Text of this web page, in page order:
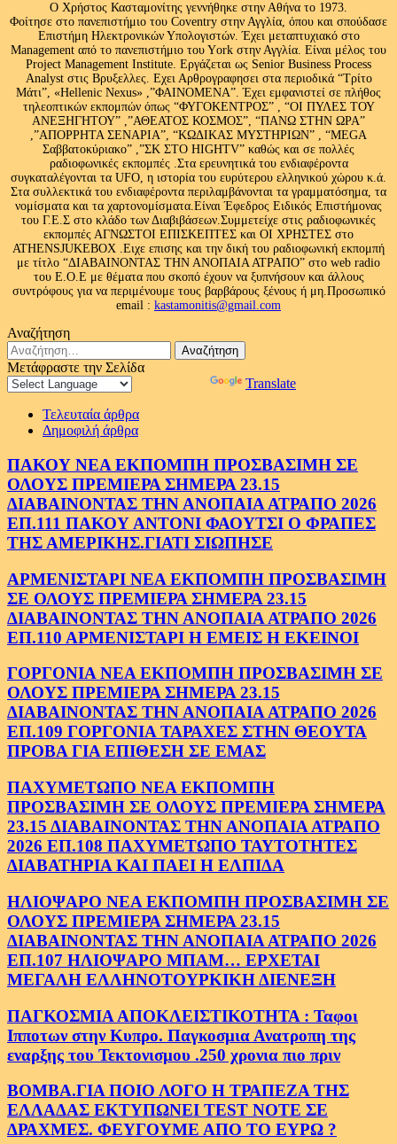
Ο Χρήστος Κασταμονίτης γεννήθηκε στην Αθήνα το 1973.
Φοίτησε στο πανεπιστήμιο του Coventry στην Αγγλία, όπου και σπούδασε
Επιστήμη Ηλεκτρονικών Υπολογιστών. Έχει μεταπτυχιακό στο
Management από το πανεπιστήμιο του Υork στην Αγγλία. Είναι μέλος του
Project Management Institute. Εργάζεται ως Senior Business Process
Analyst στις Βρυξελλες. Εχει Αρθρογραφησει στα περιοδικά “Τρίτο
Μάτι”, «Hellenic Nexus» ,”ΦΑΙΝΟΜΕΝΑ”. Έχει εμφανιστεί σε πλήθος
τηλεοπτικών εκπομπών όπως “ΦΥΓΟΚΕΝΤΡΟΣ” , “ΟΙ ΠΥΛΕΣ ΤΟΥ
ΑΝΕΞΗΓΗΤΟΥ” ,”ΑΘΕΑΤΟΣ ΚΟΣΜΟΣ”, “ΠΑΝΩ ΣΤΗΝ ΩΡΑ”
,”ΑΠΟΡΡΗΤΑ ΣΕΝΑΡΙΑ”, “ΚΩΔΙΚΑΣ ΜΥΣΤΗΡΙΩΝ” , “MEGA
Σαββατοκύριακο” ,”ΣΚ ΣΤΟ HIGHTV” καθώς και σε πολλές
ραδιοφωνικές εκπομπές .Στα ερευνητικά του ενδιαφέροντα
συγκαταλέγονται τα UFO, η ιστορία του ευρύτερου ελληνικού χώρου κ.ά.
Στα συλλεκτικά του ενδιαφέροντα περιλαμβάνονται τα γραμματόσημα, τα
νομίσματα και τα χαρτονομίσματα.Είναι Έφεδρος Ειδικός Επιστήμονας
του Γ.Ε.Σ στο κλάδο των Διαβιβάσεων.Συμμετείχε στις ραδιοφωνικές
εκπομπές ΑΓΝΩΣΤΟΙ ΕΠΙΣΚΕΠΤΕΣ και ΟΙ ΧΡΗΣΤΕΣ στο
ATHENSJUKEBOX .Ειχε επισης και την δική του ραδιοφωνική εκπομπή
με τίτλο “ΔΙΑΒΑΙΝΟΝΤΑΣ ΤΗΝ ΑΝΟΠΑΙΑ ΑΤΡΑΠΟ” στο web radio
του Ε.Ο.Ε με θέματα που σκοπό έχουν να ξυπνήσουν και άλλους
συντρόφους για να περιμένουμε τους βαρβάρους ξένους ή μη.Προσωπικό
email : kastamonitis@gmail.com
Αναζήτηση
Αναζήτηση
για:
Μετάφραστε την Σελίδα
Translate
Τελευταία άρθρα
Δημοφιλή άρθρα
ΠΑΚΟΥ ΝΕΑ ΕΚΠΟΜΠΗ ΠΡΟΣΒΑΣΙΜΗ ΣΕ
ΟΛΟΥΣ ΠΡΕΜΙΕΡΑ ΣΗΜΕΡΑ 23.15
ΔΙΑΒΑΙΝΟΝΤΑΣ ΤΗΝ ΑΝΟΠΑΙΑ ΑΤΡΑΠΟ 2026
ΕΠ.111 ΠΑΚΟΥ ΑΝΤΟΝΙ ΦΑΟΥΤΣΙ Ο ΦΡΑΠΕΣ
ΤΗΣ ΑΜΕΡΙΚΗΣ.ΓΙΑΤΙ ΣΙΩΠΗΣΕ
ΑΡΜΕΝΙΣΤΑΡΙ ΝΕΑ ΕΚΠΟΜΠΗ ΠΡΟΣΒΑΣΙΜΗ
ΣΕ ΟΛΟΥΣ ΠΡΕΜΙΕΡΑ ΣΗΜΕΡΑ 23.15
ΔΙΑΒΑΙΝΟΝΤΑΣ ΤΗΝ ΑΝΟΠΑΙΑ ΑΤΡΑΠΟ 2026
ΕΠ.110 ΑΡΜΕΝΙΣΤΑΡΙ Η ΕΜΕΙΣ Η ΕΚΕΙΝΟΙ
ΓΟΡΓΟΝΙΑ ΝΕΑ ΕΚΠΟΜΠΗ ΠΡΟΣΒΑΣΙΜΗ ΣΕ
ΟΛΟΥΣ ΠΡΕΜΙΕΡΑ ΣΗΜΕΡΑ 23.15
ΔΙΑΒΑΙΝΟΝΤΑΣ ΤΗΝ ΑΝΟΠΑΙΑ ΑΤΡΑΠΟ 2026
ΕΠ.109 ΓΟΡΓΟΝΙΑ ΤΑΡΑΧΕΣ ΣΤΗΝ ΘΕΟΥΤΑ
ΠΡΟΒΑ ΓΙΑ ΕΠΙΘΕΣΗ ΣΕ ΕΜΑΣ
ΠΑΧΥΜΕΤΩΠΟ ΝΕΑ ΕΚΠΟΜΠΗ
ΠΡΟΣΒΑΣΙΜΗ ΣΕ ΟΛΟΥΣ ΠΡΕΜΙΕΡΑ ΣΗΜΕΡΑ
23.15 ΔΙΑΒΑΙΝΟΝΤΑΣ ΤΗΝ ΑΝΟΠΑΙΑ ΑΤΡΑΠΟ
2026 ΕΠ.108 ΠΑΧΥΜΕΤΩΠΟ ΤΑΥΤΟΤΗΤΕΣ
ΔΙΑΒΑΤΗΡΙΑ ΚΑΙ ΠΑΕΙ Η ΕΛΠΙΔΑ
ΗΛΙΟΨΑΡΟ ΝΕΑ ΕΚΠΟΜΠΗ ΠΡΟΣΒΑΣΙΜΗ ΣΕ
ΟΛΟΥΣ ΠΡΕΜΙΕΡΑ ΣΗΜΕΡΑ 23.15
ΔΙΑΒΑΙΝΟΝΤΑΣ ΤΗΝ ΑΝΟΠΑΙΑ ΑΤΡΑΠΟ 2026
ΕΠ.107 ΗΛΙΟΨΑΡΟ ΜΠΑΜ… ΕΡΧΕΤΑΙ
ΜΕΓΑΛΗ ΕΛΛΗΝΟΤΟΥΡΚΙΚΗ ΔΙΕΝΕΞΗ
ΠΑΓΚΟΣΜΙΑ ΑΠΟΚΛΕΙΣΤΙΚΟΤΗΤΑ : Ταφοι
Ιπποτων στην Κυπρο. Παγκοσμια Ανατροπη της
εναρξης του Τεκτονισμου .250 χρονια πιο πριν
ΒΟΜΒΑ.ΓΙΑ ΠΟΙΟ ΛΟΓΟ Η ΤΡΑΠΕΖΑ ΤΗΣ
ΕΛΛΑΔΑΣ ΕΚΤΥΠΩΝΕΙ TEST NOTE ΣΕ
ΔΡΑΧΜΕΣ. ΦΕΥΓΟΥΜΕ ΑΠΟ ΤΟ ΕΥΡΩ ?